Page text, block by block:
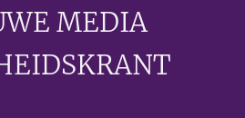
MEDIA🟣